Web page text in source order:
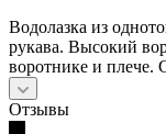
Водолазка из
рукава. Высокий
воротнике и плече.
Отзывы